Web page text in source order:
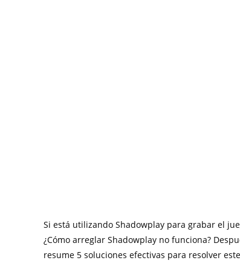
Si está utilizando Shadowplay para grabar el
¿Cómo arreglar Shadowplay no funciona?
resume 5 soluciones efectivas para resolver